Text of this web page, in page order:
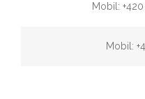
Mobil:
Mobil: